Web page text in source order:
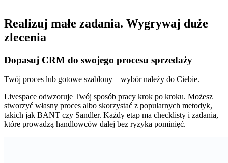
Realizuj małe zadania. Wygrywaj duże
zlecenia
Dopasuj CRM do swojego procesu sprzedaży
Twój proces lub gotowe szablony – wybór należy do Ciebie.
Livespace odwzoruje Twój sposób pracy krok po kroku. Możesz
stworzyć własny proces albo skorzystać z popularnych metodyk,
takich jak BANT czy Sandler. Każdy etap ma checklisty i zadania,
które prowadzą handlowców dalej bez ryzyka pominięć.